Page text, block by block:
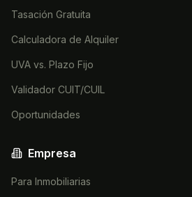
Tasación Gratuita
Calculadora de Alquiler
UVA vs. Plazo Fijo
Validador CUIT/CUIL
Oportunidades
Empresa
Para Inmobiliarias